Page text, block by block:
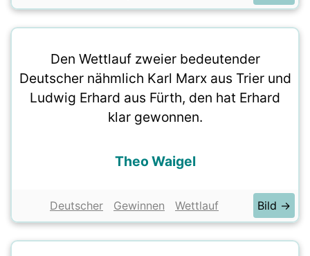
Den Wettlauf zweier bedeutender
Deutscher nähmlich Karl Marx aus Trier und
Ludwig Erhard aus Fürth, den hat Erhard
klar gewonnen.
Theo Waigel
Deutscher Gewinnen Wettlauf Bild →